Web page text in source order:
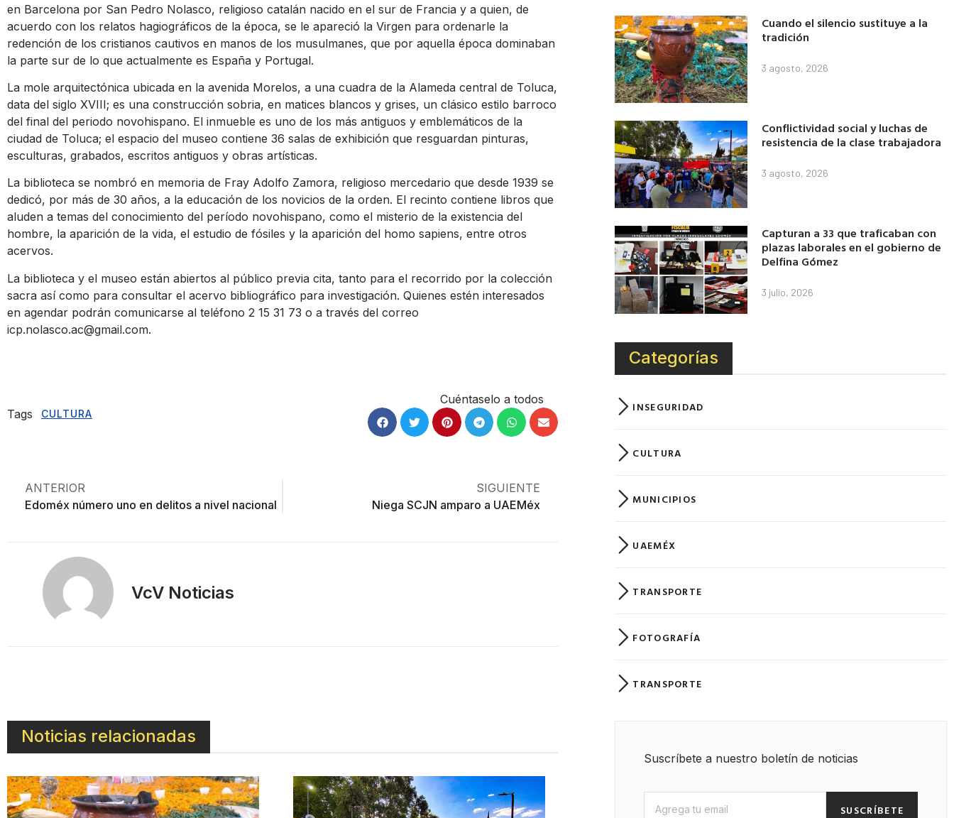
en Barcelona por San Pedro Nolasco, religioso catalán nacido en el sur de Francia y a quien, de
acuerdo con los relatos hagiográficos de la época, se le apareció la Virgen para ordenarle la
redención de los cristianos cautivos en manos de los musulmanes, que por aquella época dominaban
la parte sur de lo que actualmente es España y Portugal.
La mole arquitectónica ubicada en la avenida Morelos, a una cuadra de la Alameda central de Toluca,
data del siglo XVIII; es una construcción sobria, en matices blancos y grises, un clásico estilo barroco
del final del periodo novohispano. El inmueble es uno de los más antiguos y emblemáticos de la
ciudad de Toluca; el espacio del museo contiene 36 salas de exhibición que resguardan pinturas,
esculturas, grabados, escritos antiguos y obras artísticas.
La biblioteca se nombró en memoria de Fray Adolfo Zamora, religioso mercedario que desde 1939 se
dedicó, por más de 30 años, a la educación de los novicios de la orden. El recinto contiene libros que
aluden a temas del conocimiento del período novohispano, como el misterio de la existencia del
hombre, la aparición de la vida, el estudio de fósiles y la aparición del homo sapiens, entre otros
acervos.
La biblioteca y el museo están abiertos al público previa cita, tanto para el recorrido por la colección
sacra así como para consultar el acervo bibliográfico para investigación. Quienes estén interesados
en agendar podrán comunicarse al teléfono 2 15 31 73 o a través del correo
icp.nolasco.ac@gmail.com.
Tags CULTURA
Cuéntaselo a todos
ANTERIOR
Edoméx número uno en delitos a nivel nacional
SIGUIENTE
Niega SCJN amparo a UAEMéx
VcV Noticias
Noticias relacionadas
Cuando el silencio sustituye a la
tradición
3 agosto, 2026
Conflictividad social y luchas de
resistencia de la clase trabajadora
3 agosto, 2026
Capturan a 33 que traficaban con
plazas laborales en el gobierno de
Delfina Gómez
3 julio, 2026
Categorías
INSEGURIDAD
CULTURA
MUNICIPIOS
UAEMÉX
TRANSPORTE
FOTOGRAFÍA
TRANSPORTE
Suscríbete a nuestro boletín de noticias
SUSCRÍBETE